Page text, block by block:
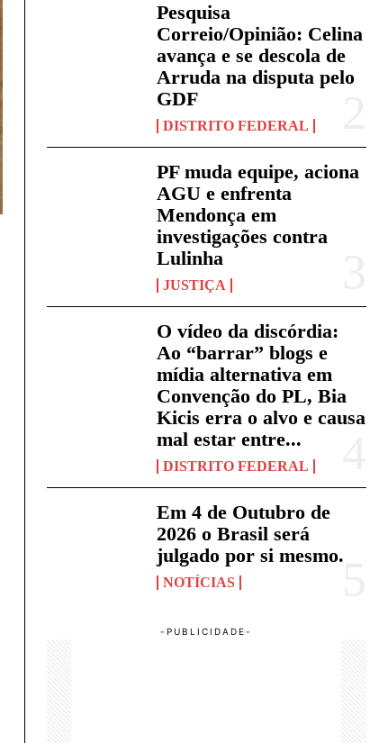
Pesquisa
Correio/Opinião: Celina
avança e se descola de
Arruda na disputa pelo
GDF
DISTRITO FEDERAL
PF muda equipe, aciona
AGU e enfrenta
Mendonça em
investigações contra
Lulinha
JUSTIÇA
O vídeo da discórdia:
Ao “barrar” blogs e
mídia alternativa em
Convenção do PL, Bia
Kicis erra o alvo e causa
mal estar entre...
DISTRITO FEDERAL
Em 4 de Outubro de
2026 o Brasil será
julgado por si mesmo.
NOTÍCIAS